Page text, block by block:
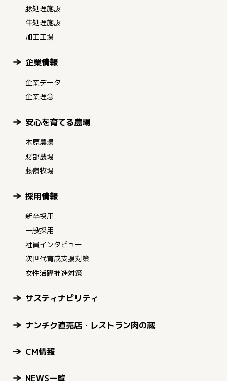
豚処理施設
牛処理施設
加工工場
企業情報
企業データ
企業理念
安心を育てる農場
木原農場
財部農場
藤嶺牧場
採用情報
新卒採用
一般採用
社員インタビュー
次世代育成支援対策
女性活躍推進対策
サスティナビリティ
ナンチク直売店・レストラン肉の蔵
CM情報
NEWS一覧